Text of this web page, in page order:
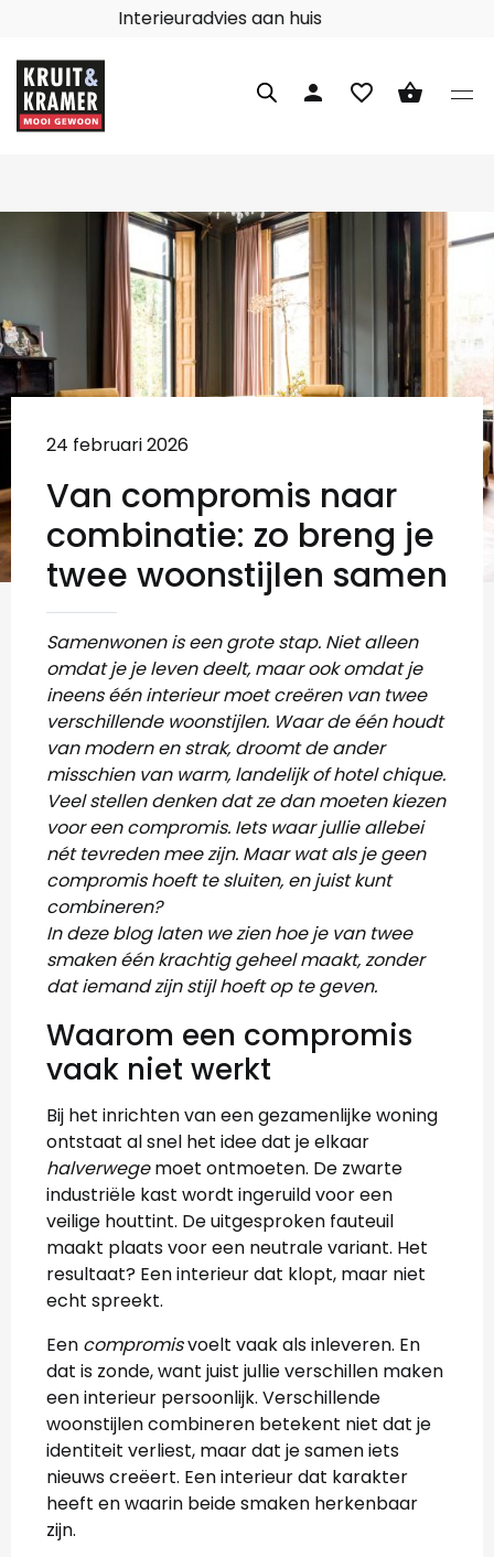
Interieuradvies aan huis
person favorite_border shopping_basket
24 februari 2026
Van compromis naar
combinatie: zo breng je
twee woonstijlen samen
Samenwonen is een grote stap. Niet alleen
omdat je je leven deelt, maar ook omdat je
ineens één interieur moet creëren van twee
verschillende woonstijlen. Waar de één houdt
van modern en strak, droomt de ander
misschien van warm, landelijk of hotel chique.
Veel stellen denken dat ze dan moeten kiezen
voor een compromis. Iets waar jullie allebei
nét tevreden mee zijn. Maar wat als je geen
compromis hoeft te sluiten, en juist kunt
combineren?
In deze blog laten we zien hoe je van twee
smaken één krachtig geheel maakt, zonder
dat iemand zijn stijl hoeft op te geven.
Waarom een compromis
vaak niet werkt
Bij het inrichten van een gezamenlijke woning
ontstaat al snel het idee dat je elkaar
halverwegemoet ontmoeten. De zwarte
industriële kast wordt ingeruild voor een
veilige houttint. De uitgesproken fauteuil
maakt plaats voor een neutrale variant. Het
resultaat? Een interieur dat klopt, maar niet
echt spreekt.
Een compromisvoelt vaak als inleveren. En
dat is zonde, want juist jullie verschillen maken
een interieur persoonlijk. Verschillende
woonstijlen combineren betekent niet dat je
identiteit verliest, maar dat je samen iets
nieuws creëert. Een interieur dat karakter
heeft en waarin beide smaken herkenbaar
zijn.